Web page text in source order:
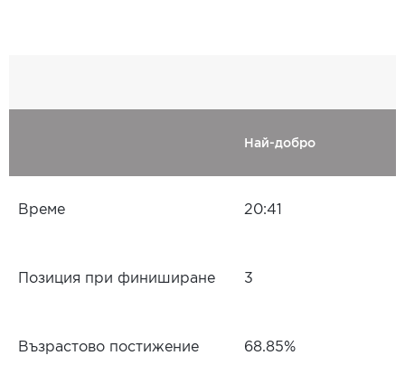
Най-добро
Време 20:41
Позиция при финиширане 3
Възрастово постижение 68.85%